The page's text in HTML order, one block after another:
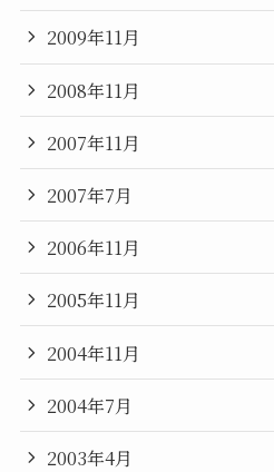
2009年11月
2008年11月
2007年11月
2007年7月
2006年11月
2005年11月
2004年11月
2004年7月
2003年4月